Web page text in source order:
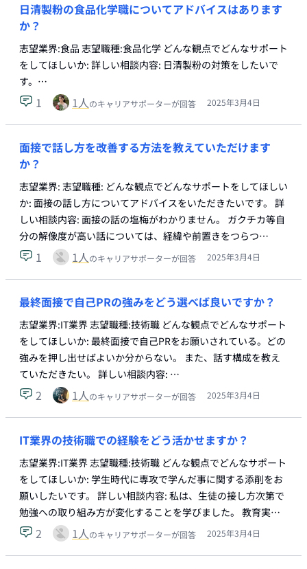
日清製粉の食品化学職についてアドバイスはあります
か？
志望業界:食品 志望職種:食品化学 どんな観点でどんなサポート
をしてほしいか: 詳しい相談内容: 日清製粉の対策をしたいで
す。…
1 1人のキャリアサポーターが回答 2025年3月4日
面接で話し方を改善する方法を教えていただけます
か？
志望業界: 志望職種: どんな観点でどんなサポートをしてほしい
か: 面接の話し方についてアドバイスをいただきたいです。 詳
しい相談内容: 面接の話の塩梅がわかりません。 ガクチカ等自
分の解像度が高い話については、経緯や前置きをつらつ…
1 1人のキャリアサポーターが回答 2025年3月4日
最終面接で自己PRの強みをどう選べば良いですか？
志望業界:IT業界 志望職種:技術職 どんな観点でどんなサポート
をしてほしいか: 最終面接で自己PRをお願いされている。どの
強みを押し出せばよいか分からない。 また、話す構成を教え
ていただきたい。 詳しい相談内容: …
2 1人のキャリアサポーターが回答 2025年3月4日
IT業界の技術職での経験をどう活かせますか？
志望業界:IT業界 志望職種:技術職 どんな観点でどんなサポート
をしてほしいか: 学生時代に専攻で学んだ事に関する添削をお
願いしたいです。 詳しい相談内容: 私は、生徒の接し方次第で
勉強への取り組み方が変化することを学びました。 教育実…
2 1人のキャリアサポーターが回答 2025年3月4日